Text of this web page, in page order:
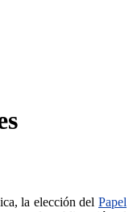
la elección del Papel